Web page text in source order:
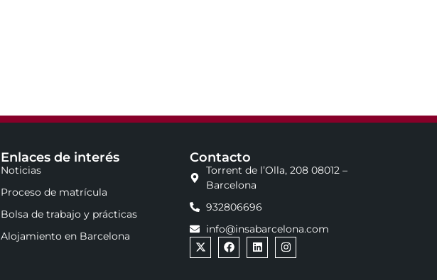
Enlaces de interés
Noticias
Proceso de matrícula
Bolsa de trabajo y prácticas
Alojamiento en Barcelona
Contacto
Torrent de l’Olla, 208 08012 –
Barcelona
932806696
info@insabarcelona.com